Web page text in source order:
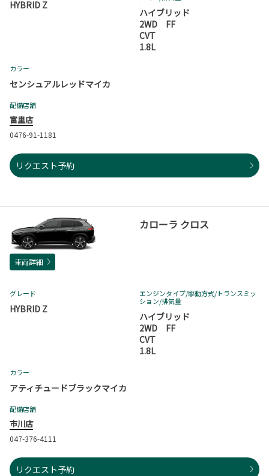
HYBRID Z
ハイブリッド
2WD FF
CVT
1.8L
カラー
センシュアルレッドマイカ
配備店舗
富里店
0476-91-1181
リクエスト予約
カローラ クロス
車両詳細
グレード
HYBRID Z
エンジンタイプ/駆動方式/トランスミッ
ション/排気量
ハイブリッド
2WD FF
CVT
1.8L
カラー
アティチュードブラックマイカ
配備店舗
市川店
047-376-4111
リクエスト予約